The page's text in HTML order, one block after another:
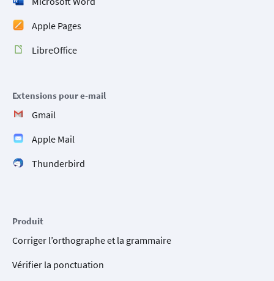
Apple Pages
LibreOffice
Extensions pour e-mail
Gmail
Apple Mail
Thunderbird
Produit
Corriger l’orthographe et la grammaire
Vérifier la ponctuation